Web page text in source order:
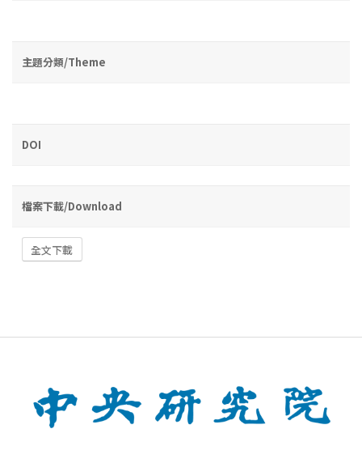
主題分類/Theme
DOI
檔案下載/Download
全文下載